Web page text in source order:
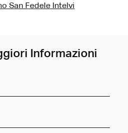
San Fedele Intelvi
Informazioni